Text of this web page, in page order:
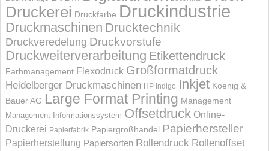
Druckerei Druckfarbe Druckindustrie
Druckmaschinen Drucktechnik
Druckveredelung Druckvorstufe
Druckweiterverarbeitung Etikettendruck
Farbmanagement Flexodruck Großformatdruck
Heidelberger Druckmaschinen HP Indigo Inkjet Koenig &
Bauer AG Large Format Printing Management
Management Informations­system Offsetdruck Online-
Druckerei Papierfabrik Papiergroßhandel Papierhersteller
Papierherstellung Papiersorten Rollendruck Rollenoffset